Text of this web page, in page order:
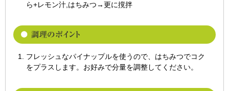
ら+レモン汁,はちみつ→更に撹拌
フレッシュなパイナップルを使うので、はちみつでコク
をプラスします。お好みで分量を調整してください。